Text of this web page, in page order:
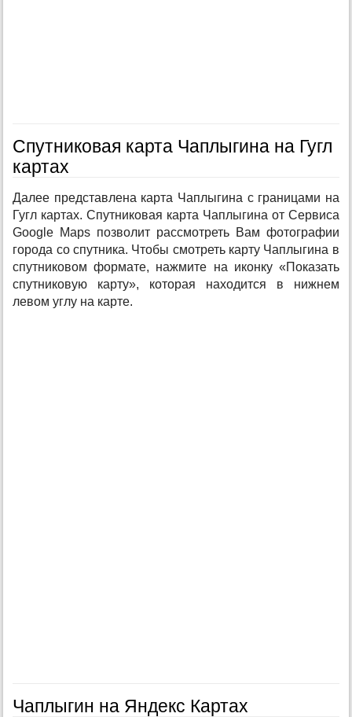
Спутниковая карта Чаплыгина на Гугл
картах
Далее представлена карта Чаплыгина с границами на
Гугл картах. Спутниковая карта Чаплыгина от Сервиса
Google Maps позволит рассмотреть Вам фотографии
города со спутника. Чтобы смотреть карту Чаплыгина в
спутниковом формате, нажмите на иконку «Показать
спутниковую карту», которая находится в нижнем
левом углу на карте.
Чаплыгин на Яндекс Картах